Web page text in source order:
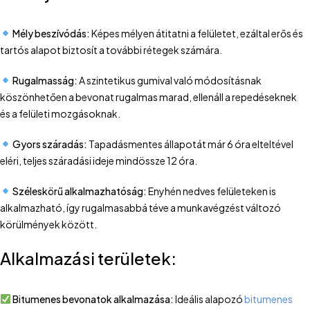
Mély beszívódás:Képes mélyen átitatni a felületet, ezáltal erős és
tartós alapot biztosít a további rétegek számára.
Rugalmasság:A szintetikus gumival való módosításnak
köszönhetően a bevonat rugalmas marad, ellenáll a repedéseknek
és a felületi mozgásoknak.
Gyors száradás: Tapadásmentes állapotát már 6 óra elteltével
eléri, teljes száradási ideje mindössze 12 óra.
Széleskörű alkalmazhatóság:Enyhén nedves felületeken is
alkalmazható, így rugalmasabbá téve a munkavégzést változó
körülmények között.
Alkalmazási területek:
Bitumenes bevonatok alkalmazása:Ideális alapozóbitumenes